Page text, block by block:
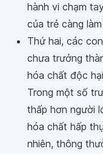
hành vi chạm
của trẻ càng
Thứ hai, các
chưa trưởng
hóa chất độc
Trong một số
thấp hơn người
hóa chất hấp
nhiên, thông